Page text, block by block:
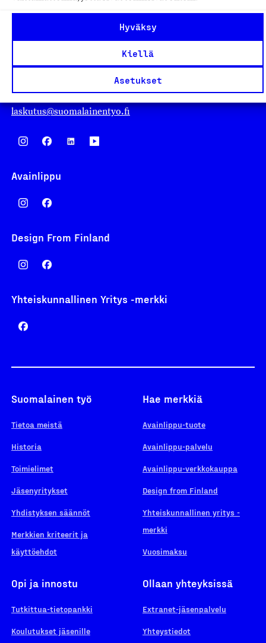
Hyväksy
Kiellä
Asetukset
asiakaspalvelu@suomalainentyo.fi
laskutus@suomalainentyo.fi
Avainlippu
Design From Finland
Yhteiskunnallinen Yritys -merkki
Suomalainen työ
Tietoa meistä
Historia
Toimielimet
Jäsenyritykset
Yhdistyksen säännöt
Merkkien kriteerit ja
käyttöehdot
Hae merkkiä
Avainlippu-tuote
Avainlippu-palvelu
Avainlippu-verkkokauppa
Design from Finland
Yhteiskunnallinen yritys -
merkki
Vuosimaksu
Opi ja innostu
Tutkittua-tietopankki
Koulutukset jäsenille
Ollaan yhteyksissä
Extranet-jäsenpalvelu
Yhteystiedot